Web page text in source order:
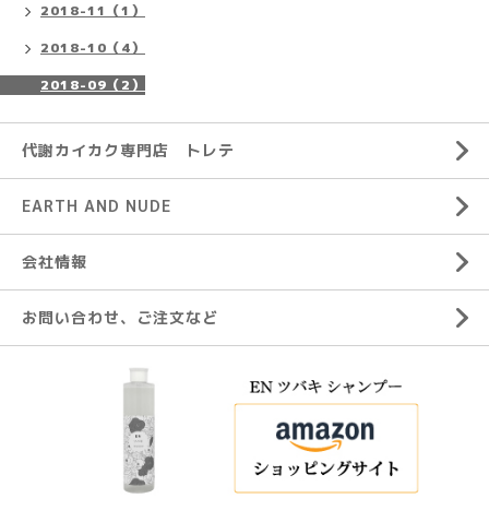
2018-11（1）
2018-10（4）
2018-09（2）
代謝カイカク専門店 トレテ
EARTH AND NUDE
会社情報
お問い合わせ、ご注文など